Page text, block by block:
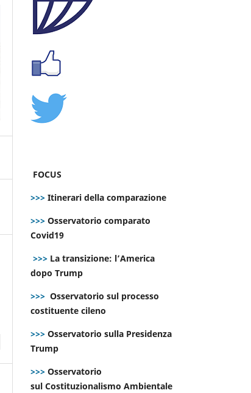
FOCUS
>>> Itinerari della comparazione
>>> Osservatorio comparato
Covid19
>>> La transizione: l’America
dopo Trump
>>> Osservatorio sul processo
costituente cileno
>>> Osservatorio sulla Presidenza
Trump
>>> Osservatorio
sul Costituzionalismo Ambientale